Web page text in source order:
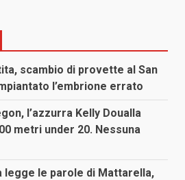
scambio di provette al San
l’embrione errato
l’azzurra Kelly Doualla
metri under 20. Nessuna
legge le parole di Mattarella,